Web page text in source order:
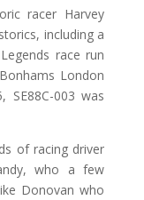
racer Harvey
including a
race run
London
SE88C-003 was
of racing driver
who a few
Donovan who